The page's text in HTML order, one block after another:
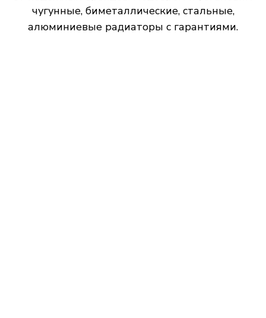
чугунные, биметаллические, стальные,
алюминиевые радиаторы с гарантиями.